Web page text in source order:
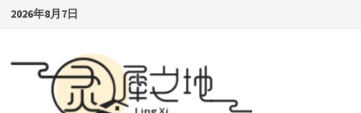
Skip2026年8月7日